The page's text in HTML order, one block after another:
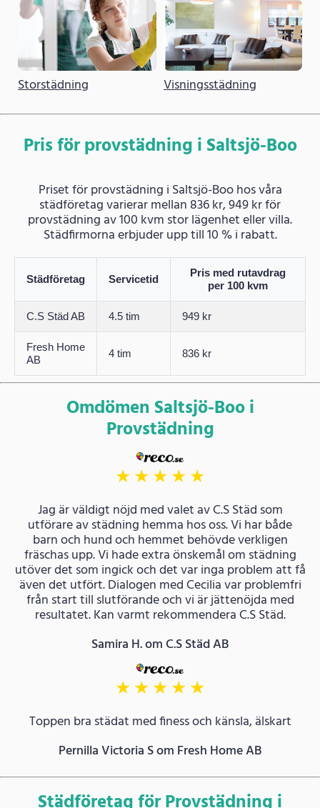
Storstädning Visningsstädning
Pris för provstädning i Saltsjö-Boo
Priset för provstädning i Saltsjö-Boo hos våra
städföretag varierar mellan 836 kr, 949 kr för
provstädning av 100 kvm stor lägenhet eller villa.
Städfirmorna erbjuder upp till 10 % i rabatt.
Städföretag Servicetid
Pris med rutavdrag
per 100 kvm
C.S Städ AB 4.5 tim 949 kr
Fresh Home
AB
4 tim 836 kr
Omdömen Saltsjö-Boo i
Provstädning
★★★★★
Jag är väldigt nöjd med valet av C.S Städ som
utförare av städning hemma hos oss. Vi har både
barn och hund och hemmet behövde verkligen
fräschas upp. Vi hade extra önskemål om städning
utöver det som ingick och det var inga problem att få
även det utfört. Dialogen med Cecilia var problemfri
från start till slutförande och vi är jättenöjda med
resultatet. Kan varmt rekommendera C.S Städ.
Samira H. om C.S Städ AB
★★★★★
Toppen bra städat med finess och känsla, älskart
Pernilla Victoria S om Fresh Home AB